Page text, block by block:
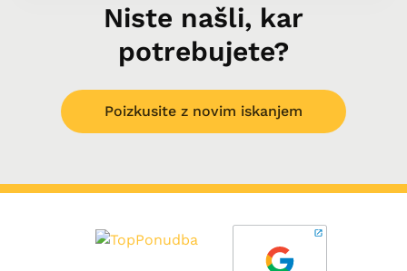
Niste našli, kar
potrebujete?
Poizkusite z novim iskanjem